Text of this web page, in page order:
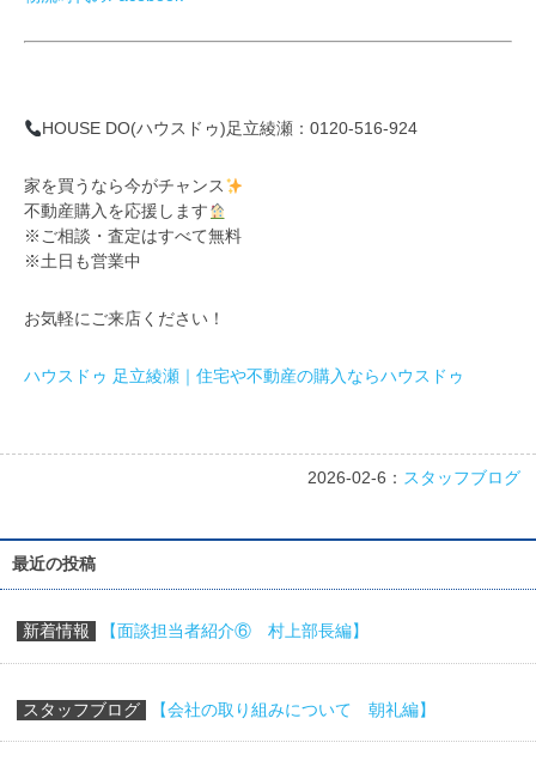
HOUSE DO(ハウスドゥ)足立綾瀬：0120-516-924
家を買うなら今がチャンス
不動産購入を応援します
※ご相談・査定はすべて無料
※土日も営業中
お気軽にご来店ください！
ハウスドゥ 足立綾瀬｜住宅や不動産の購入ならハウスドゥ
2026-02-6： スタッフブログ
最近の投稿
新着情報 【面談担当者紹介⑥ 村上部長編】
スタッフブログ 【会社の取り組みについて 朝礼編】